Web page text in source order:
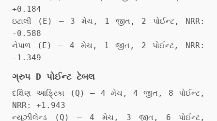
+0.184
ઇટાલી (E) – 3 મેચ, 1 જીત, 2 પોઈન્ટ, NRR:
-0.588
નેપાળ (E) – 4 મેચ, 1 જીત, 2 પોઈન્ટ, NRR:
-1.349
ગ્રુપ D પોઈન્ટ ટેબલ
દક્ષિણ આફ્રિકા (Q) – 4 મેચ, 4 જીત, 8 પોઈન્ટ,
NRR: +1.943
ન્યૂઝીલેન્ડ (Q) – 4 મેચ, 3 જીત, 6 પોઈન્ટ,